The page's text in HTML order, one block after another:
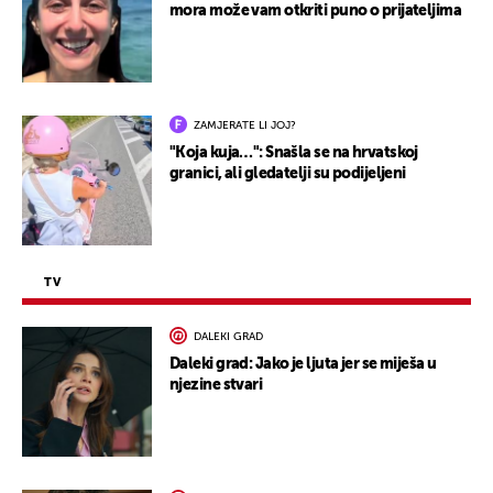
mora može vam otkriti puno o prijateljima
ZAMJERATE LI JOJ?
"Koja kuja…": Snašla se na hrvatskoj
granici, ali gledatelji su podijeljeni
TV
DALEKI GRAD
Daleki grad: Jako je ljuta jer se miješa u
njezine stvari